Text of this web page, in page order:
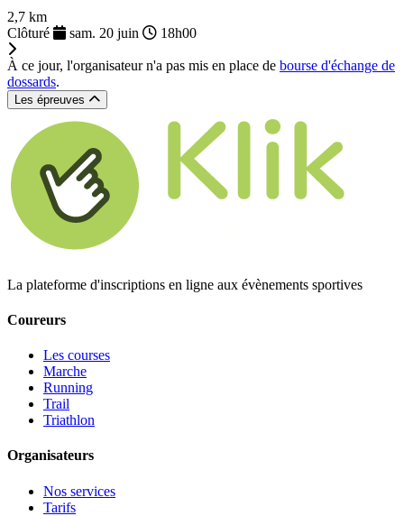
2,7 km
Clôturé
sam. 20 juin 18h00
À ce jour, l'organisateur n'a pas mis en place de bourse d'échange de
dossards.
Les épreuves
La plateforme d'inscriptions en ligne aux évènements sportives
Coureurs
Les courses
Marche
Running
Trail
Triathlon
Organisateurs
Nos services
Tarifs